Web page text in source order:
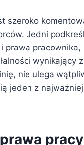
szeroko
Jedni
prawa
wynikający
nie ulega
jeden z